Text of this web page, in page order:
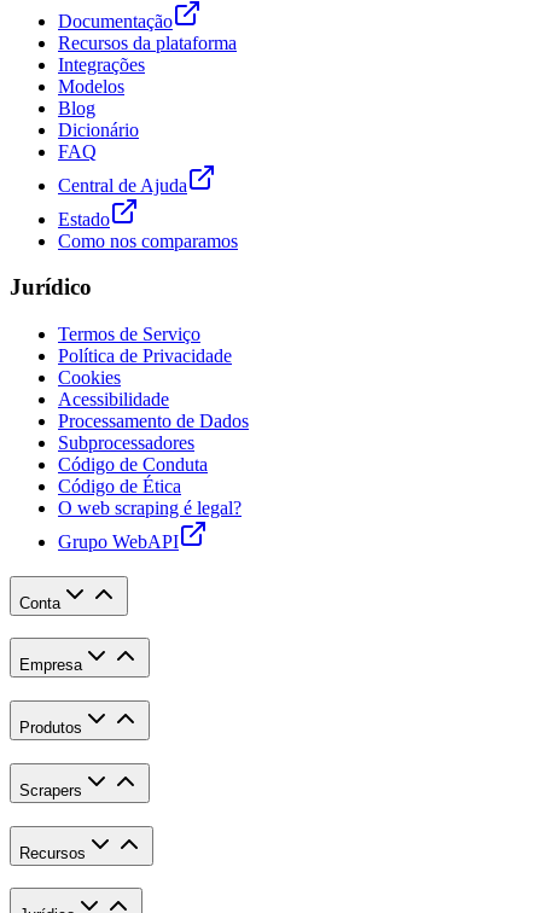
Documentação
Recursos da plataforma
Integrações
Modelos
Blog
Dicionário
FAQ
Central de Ajuda
Estado
Como nos comparamos
Jurídico
Termos de Serviço
Política de Privacidade
Cookies
Acessibilidade
Processamento de Dados
Subprocessadores
Código de Conduta
Código de Ética
O web scraping é legal?
Grupo WebAPI
Conta
Empresa
Produtos
Scrapers
Recursos